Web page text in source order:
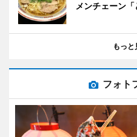
メンチェーン
もっと
フォト